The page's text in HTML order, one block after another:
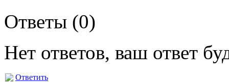
Ответы (0)
Нет ответов, ваш ответ
Ответить